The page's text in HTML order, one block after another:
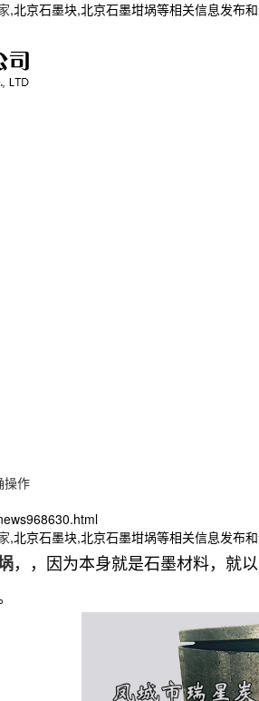
,北京石墨块,北京石墨坩埚等相关信息发布和
操作
,北京石墨块,北京石墨坩埚等相关信息发布和
，，因为本身就是石墨材料，就